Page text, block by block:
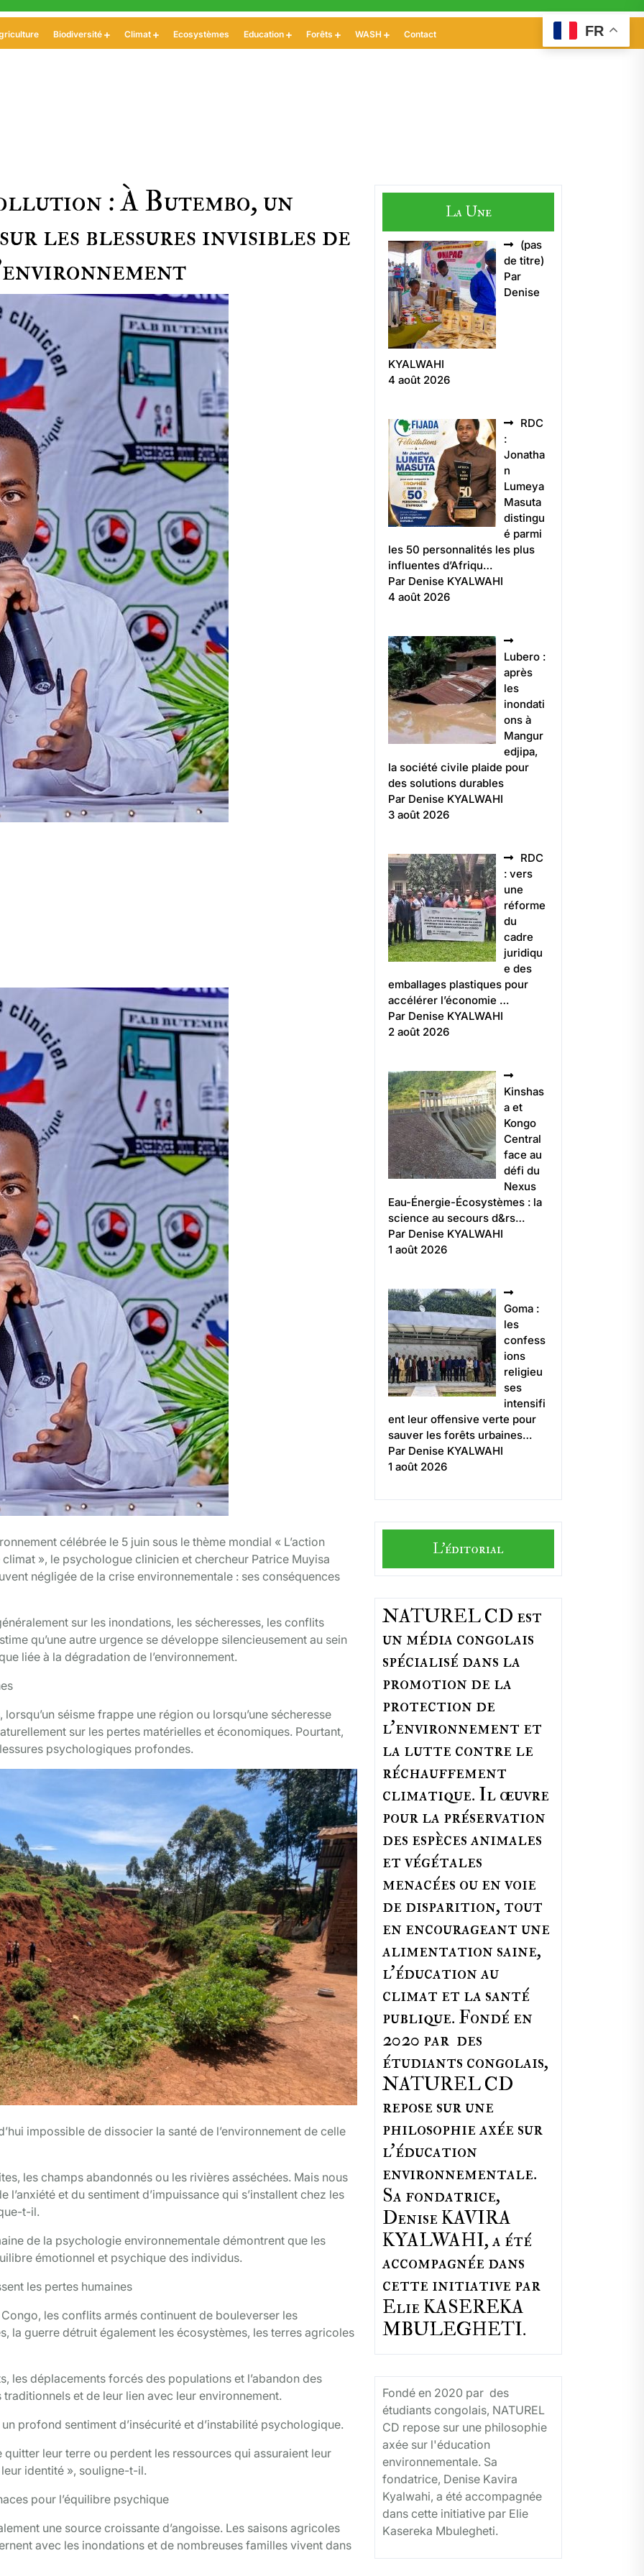
Biodiversité Climat Ecosystèmes Education Forêts WASH Contact
: À Butembo, un
les blessures invisibles de
célébrée le 5 juin sous le thème mondial « L’action
», le psychologue clinicien et chercheur Patrice Muyisa
négligée de la crise environnementale : ses conséquences
sur les inondations, les sécheresses, les conflits
qu’une autre urgence se développe silencieusement au sein
liée à la dégradation de l’environnement.
séisme frappe une région ou lorsqu’une sécheresse
sur les pertes matérielles et économiques. Pourtant,
psychologiques profondes.
impossible de dissocier la santé de l’environnement de celle
les champs abandonnés ou les rivières asséchées. Mais nous
et du sentiment d’impuissance qui s’installent chez les
t-il.
de la psychologie environnementale démontrent que les
émotionnel et psychique des individus.
les pertes humaines
les conflits armés continuent de bouleverser les
la guerre détruit également les écosystèmes, les terres agricoles
les déplacements forcés des populations et l’abandon des
et de leur lien avec leur environnement.
profond sentiment d’insécurité et d’instabilité psychologique.
leur terre ou perdent les ressources qui assuraient leur
identité », souligne-t-il.
pour l’équilibre psychique
une source croissante d’angoisse. Les saisons agricoles
avec les inondations et de nombreuses familles vivent dans
La Une
(pas
de titre)
Par
Denise
KYALWAHI
4 août 2026
RDC
:
Jonatha
n
Lumeya
Masuta
distingu
é parmi
les 50 personnalités les plus
influentes d’Afriqu…
Par Denise KYALWAHI
4 août 2026
Lubero :
après
les
inondati
ons à
Mangur
edjipa,
la société civile plaide pour
des solutions durables
Par Denise KYALWAHI
3 août 2026
RDC
: vers
une
réforme
du
cadre
juridiqu
e des
emballages plastiques pour
accélérer l’économie …
Par Denise KYALWAHI
2 août 2026
Kinshas
a et
Kongo
Central
face au
défi du
Nexus
Eau-Énergie-Écosystèmes : la
science au secours d&rs…
Par Denise KYALWAHI
1 août 2026
Goma :
les
confess
ions
religieu
ses
intensifi
ent leur offensive verte pour
sauver les forêts urbaines…
Par Denise KYALWAHI
1 août 2026
L'éditorial
NATUREL CD est
un média congolais
spécialisé dans la
promotion de la
protection de
l’environnement et
la lutte contre le
réchauffement
climatique. Il œuvre
pour la préservation
des espèces animales
et végétales
menacées ou en voie
de disparition, tout
en encourageant une
alimentation saine,
l'éducation au
climat et la santé
publique. Fondé en
2020 par des
étudiants congolais,
NATUREL CD
repose sur une
philosophie axée sur
l'éducation
environnementale.
Sa fondatrice,
Denise KAVIRA
KYALWAHI, a été
accompagnée dans
cette initiative par
Elie KASEREKA
MBULEGHETI.
Fondé en 2020 par des
étudiants congolais, NATUREL
CD repose sur une philosophie
axée sur l'éducation
environnementale. Sa
fondatrice, Denise Kavira
Kyalwahi, a été accompagnée
dans cette initiative par Elie
Kasereka Mbulegheti.
FR